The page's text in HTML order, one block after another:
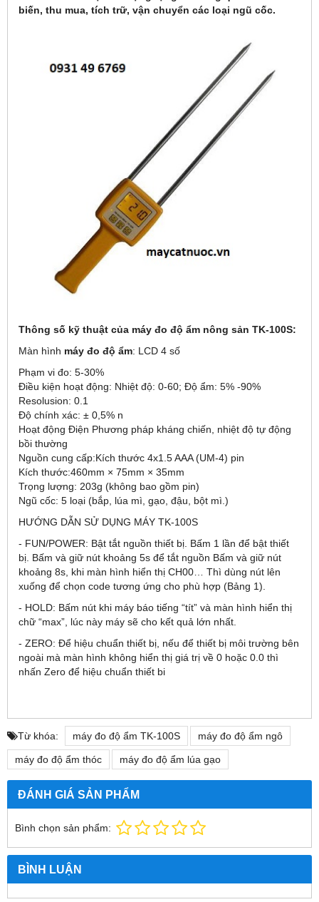
biến, thu mua, tích trữ, vận chuyển các loại ngũ cốc.
Thông số kỹ thuật của máy đo độ ẩm nông sản TK-100S:
Màn hình máy đo độ ẩm: LCD 4 số
Phạm vi đo: 5-30%
Điều kiện hoạt động: Nhiệt độ: 0-60; Độ ẩm: 5% -90%
Resolusion: 0.1
Độ chính xác: ± 0,5% n
Hoạt động Điện Phương pháp kháng chiến, nhiệt độ tự động
bồi thường
Nguồn cung cấp:Kích thước 4x1.5 AAA (UM-4) pin
Kích thước:460mm × 75mm × 35mm
Trọng lượng: 203g (không bao gồm pin)
Ngũ cốc: 5 loại (bắp, lúa mì, gạo, đậu, bột mì.)
HƯỚNG DẪN SỬ DỤNG MÁY TK-100S
- FUN/POWER: Bật tắt nguồn thiết bị. Bấm 1 lần để bật thiết
bị. Bấm và giữ nút khoảng 5s để tắt nguồn Bấm và giữ nút
khoảng 8s, khi màn hình hiển thị CH00… Thì dùng nút lên
xuống để chọn code tương ứng cho phù hợp (Bảng 1).
- HOLD: Bấm nút khi máy báo tiếng “tít” và màn hình hiển thị
chữ “max”, lúc này máy sẽ cho kết quả lớn nhất.
- ZERO: Để hiệu chuẩn thiết bị, nếu để thiết bị môi trường bên
ngoài mà màn hình không hiển thị giá trị về 0 hoặc 0.0 thì
nhấn Zero để hiệu chuẩn thiết bi
Từ khóa: máy đo độ ẩm TK-100S máy đo độ ẩm ngô
máy đo độ ẩm thóc máy đo độ ẩm lúa gạo
ĐÁNH GIÁ SẢN PHẨM
Bình chọn sản phẩm:
BÌNH LUẬN